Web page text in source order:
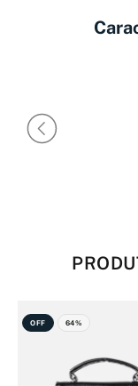
OFF 64%